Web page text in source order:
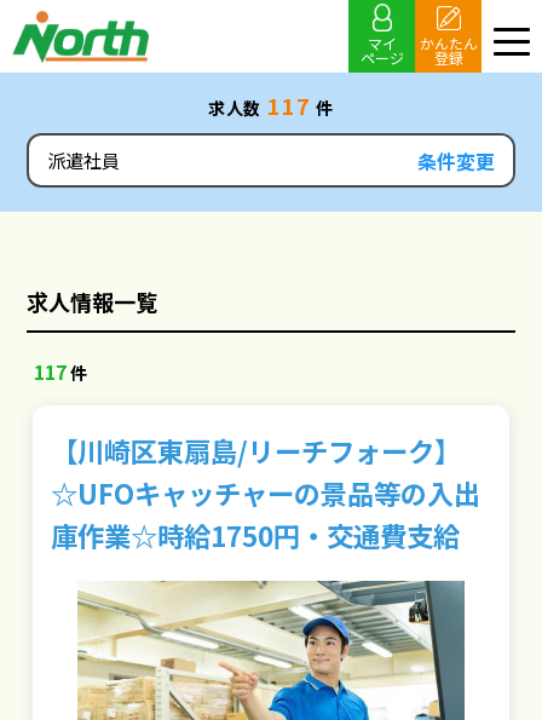
マイ
ページ
かんたん
登録
求人数 117 件
派遣社員 条件変更
求人情報一覧
117件
【川崎区東扇島/リーチフォーク】
☆UFOキャッチャーの景品等の入出
庫作業☆時給1750円・交通費支給